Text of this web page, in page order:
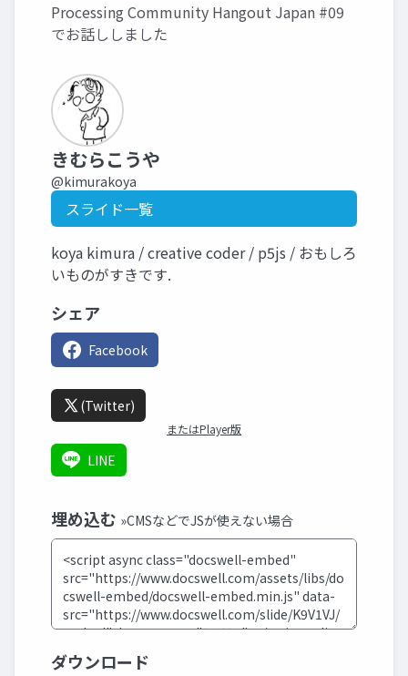
Processing Community Hangout Japan #09
でお話ししました
きむらこうや
@kimurakoya
スライド一覧
koya kimura / creative coder / p5js / おもしろ
いものがすきです.
シェア
Facebook
(Twitter)
またはPlayer版
LINE
埋め込む »CMSなどでJSが使えない場合
ダウンロード